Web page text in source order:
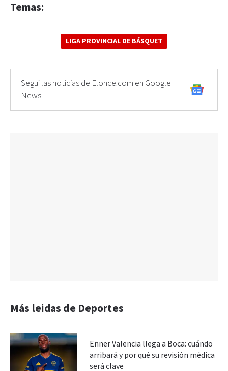
Temas:
LIGA PROVINCIAL DE BÁSQUET
Seguí las noticias de Elonce.com en Google
News
Más leidas de Deportes
Enner Valencia llega a Boca: cuándo
arribará y por qué su revisión médica
será clave